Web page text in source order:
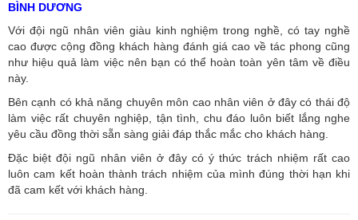
BÌNH DƯƠNG
Với đội ngũ nhân viên giàu kinh nghiệm trong nghề, có tay nghề
cao được cộng đồng khách hàng đánh giá cao về tác phong cũng
như hiệu quả làm việc nên bạn có thể hoàn toàn yên tâm về điều
này.
Bên cạnh có khả năng chuyên môn cao nhân viên ở đây có thái độ
làm việc rất chuyên nghiệp, tận tình, chu đáo luôn biết lắng nghe
yêu cầu đồng thời sẵn sàng giải đáp thắc mắc cho khách hàng.
Đặc biệt đội ngũ nhân viên ở đây có ý thức trách nhiệm rất cao
luôn cam kết hoàn thành trách nhiệm của mình đúng thời hạn khi
đã cam kết với khách hàng.